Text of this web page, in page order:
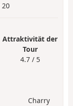
20
Attraktivität der
Tour
4.7 / 5
Charry